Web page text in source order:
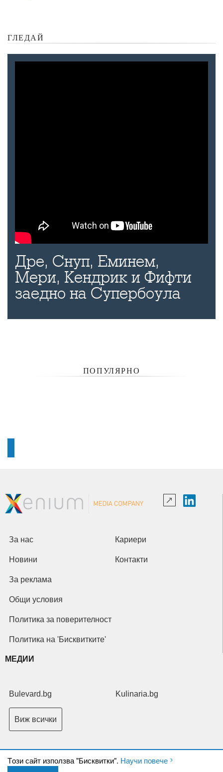
ГЛЕДАЙ
Дре, Снуп, Еминем,
Мери, Кендрик и Фифти
заедно на Супербоула
ПОПУЛЯРНО
Tози сайт използва "Бисквитки". Научи повече
За нас Кариери
Новини Контакти
За реклама
Общи условия
Политика за поверителност
Политика на 'Бисквитките'
МЕДИИ
Bulevard.bg Kulinaria.bg
Виж всички